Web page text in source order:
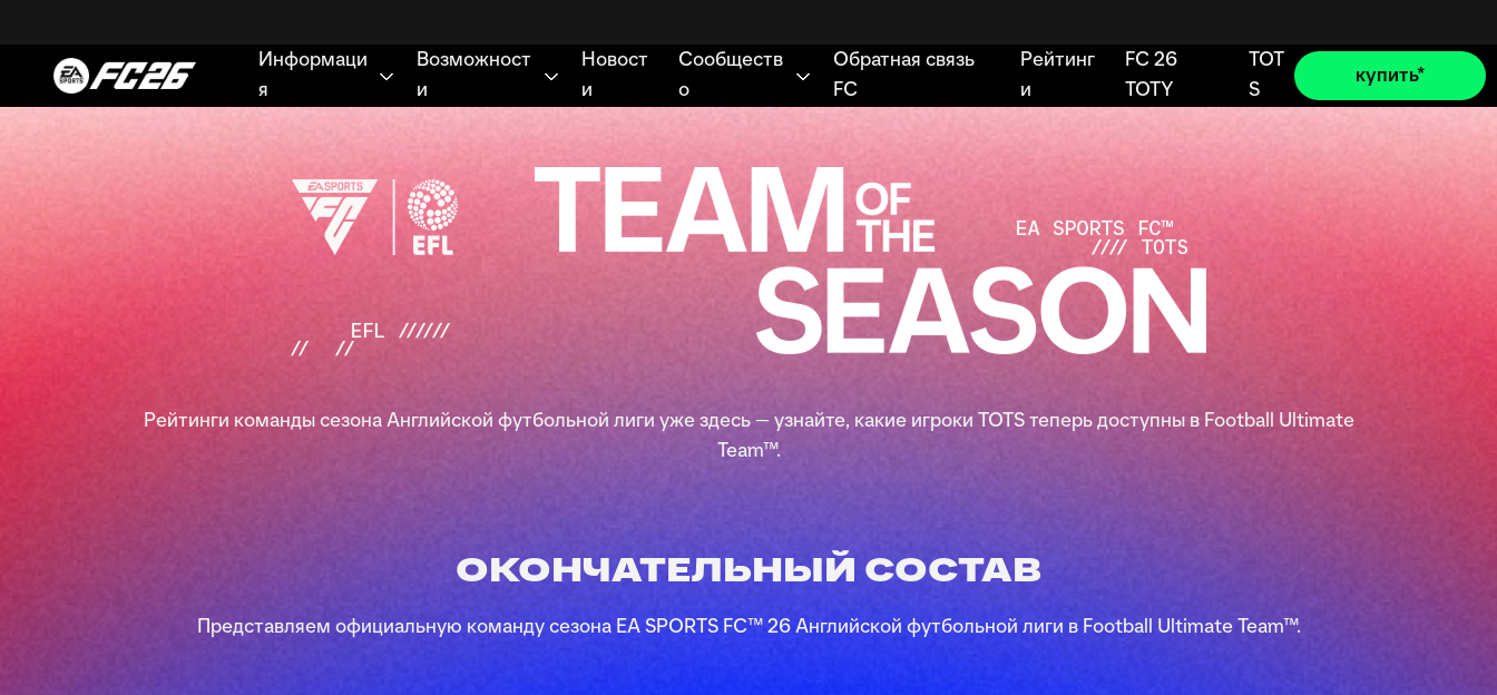
Рейтинги команды сезона Английской футбольной лиги уже здесь — узнайте, какие игроки TOTS теперь доступны в Football Ultimate
Team™.
ОКОНЧАТЕЛЬНЫЙ СОСТАВ
Представляем официальную команду сезона EA SPORTS FC™ 26 Английской футбольной лиги в Football Ultimate Team™.